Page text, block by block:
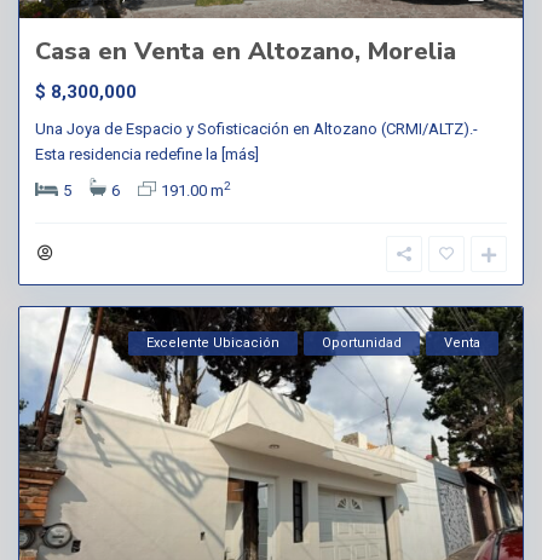
Casa en Venta en Altozano, Morelia
$ 8,300,000
Una Joya de Espacio y Sofisticación en Altozano (CRMI/ALTZ).-
Esta residencia redefine la [más]
5
6 191.00 m2
Excelente Ubicación Oportunidad Venta